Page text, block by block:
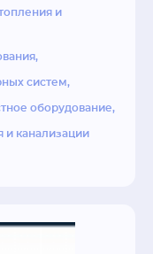
и
систем
оборудование
и канализации